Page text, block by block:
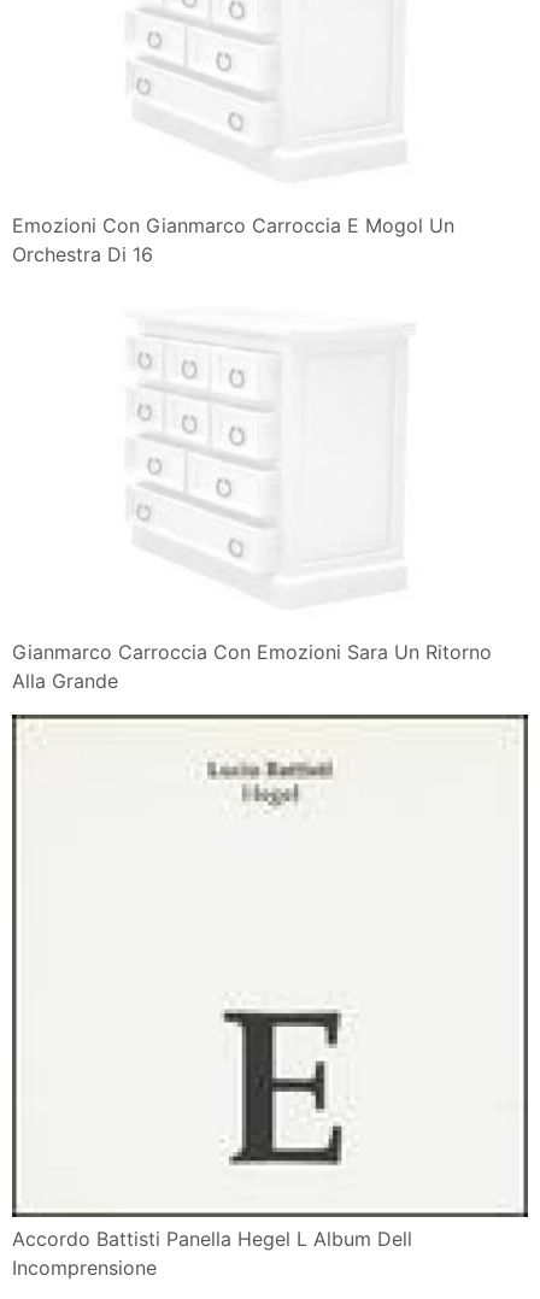
Emozioni Con Gianmarco Carroccia E Mogol Un
Orchestra Di 16
Gianmarco Carroccia Con Emozioni Sara Un Ritorno
Alla Grande
Accordo Battisti Panella Hegel L Album Dell
Incomprensione